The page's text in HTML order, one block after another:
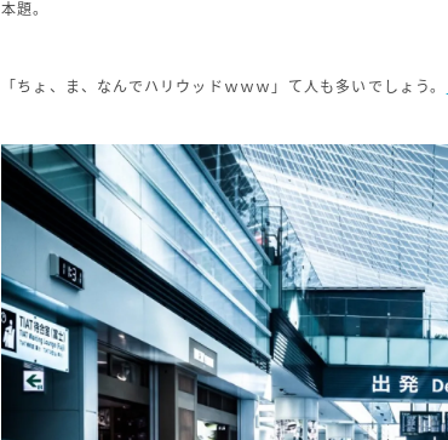
本題。
「ちょ、ま、なんでハリウッドｗｗｗ」て人も多いでしょう。